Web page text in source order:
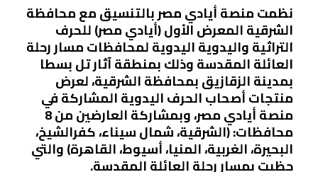
نظمت منصة أيادي مصر بالتنسيق مع محافظة
الشرقية المعرض الأول (أيادي مصر) للحرف
التراثية واليدوية اليدوية لمحافظات مسار رحلة
العائلة المقدسة وذلك بمنطقة آثار تل بسطا
بمدينة الزقازيق بمحافظة الشرقية، لعرض
منتجات أصحاب الحرف اليدوية المشاركة في
منصة أيادي مصر، وبمشاركة العارضين من 8
محافظات: (الشرقية، شمال سيناء، كفرالشيخ،
البحيرة، الغربية، المنيا، أسيوط، القاهرة) والتي
حظيت بمسار رحلة العائلة المقدسة.